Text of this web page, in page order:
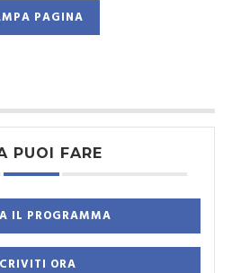
PAGINA
PUOI FARE